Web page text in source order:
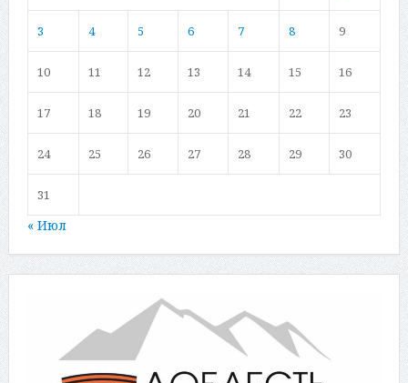
3 4 5 6 7 8 9
10 11 12 13 14 15 16
17 18 19 20 21 22 23
24 25 26 27 28 29 30
31
« Июл